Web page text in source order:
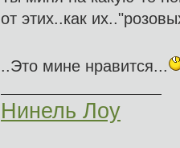
от этих..как
..Это мине нравится...
Нинель Лоу